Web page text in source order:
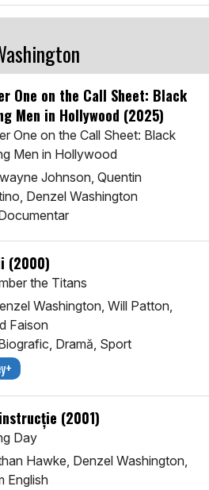
One on the Call Sheet: Black
Men in Hollywood (2025)
One on the Call Sheet: Black
Men in Hollywood
Johnson, Quentin
Denzel Washington
(2000)
the Titans
Washington, Will Patton,
Faison
Dramă, Sport
(2001)
Day
Hawke, Denzel Washington,
English